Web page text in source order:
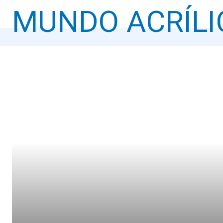
MUNDO